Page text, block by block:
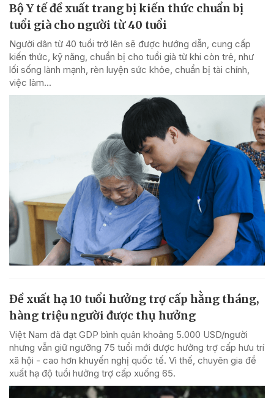
Bộ Y tế đề xuất trang bị kiến thức chuẩn bị
tuổi già cho người từ 40 tuổi
Người dân từ 40 tuổi trở lên sẽ được hướng dẫn, cung cấp
kiến thức, kỹ năng, chuẩn bị cho tuổi già từ khi còn trẻ, như
lối sống lành mạnh, rèn luyện sức khỏe, chuẩn bị tài chính,
việc làm...
Đề xuất hạ 10 tuổi hưởng trợ cấp hằng tháng,
hàng triệu người được thụ hưởng
Việt Nam đã đạt GDP bình quân khoảng 5.000 USD/người
nhưng vẫn giữ ngưỡng 75 tuổi mới được hưởng trợ cấp hưu trí
xã hội - cao hơn khuyến nghị quốc tế. Vì thế, chuyên gia đề
xuất hạ độ tuổi hưởng trợ cấp xuống 65.